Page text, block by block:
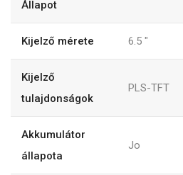
Állapot
Kijelző mérete 6.5 "
Kijelző
tulajdonságok
PLS-TFT
Akkumulátor
állapota
Jo